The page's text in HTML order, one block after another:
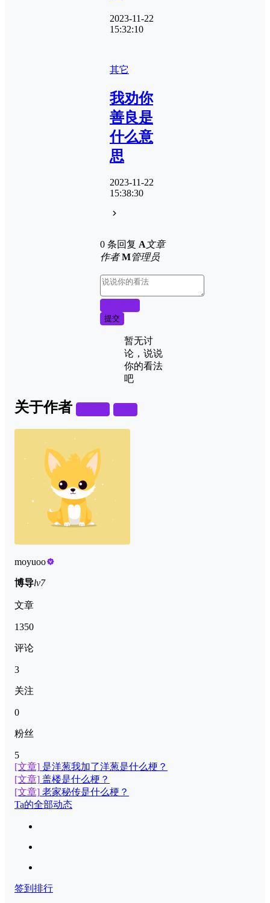
2023-11-22
15:32:10
其它
我劝你
善良是
什么意
思
2023-11-22
15:38:30
0 条回复 A文章
作者 M管理员
提交
暂无讨
论，说说
你的看法
吧
关于作者
moyuoo
博导lv7
文章
1350
评论
3
关注
0
粉丝
5
[文章] 是洋葱我加了洋葱是什么梗？
[文章] 盖楼是什么梗？
[文章] 老家秘传是什么梗？
Ta的全部动态
签到排行